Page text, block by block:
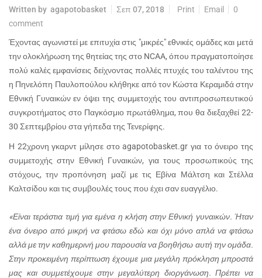
Written by agapotobasket Σεπ 07, 2018 Print Email
0
comment
Έχοντας αγωνιστεί με επιτυχία στις "μικρές" εθνικές ομάδες και μετά
την ολοκλήρωση της θητείας της στο NCAA, όπου πραγματοποίησε
πολύ καλές εμφανίσεις δείχνοντας πολλές πτυχές του ταλέντου της
η Πηνελόπη Παυλοπούλου κλήθηκε από τον Κώστα Κεραμιδά στην
Εθνική Γυναικών εν όψει της συμμετοχής του αντιπροσωπευτικού
συγκροτήματος στο Παγκόσμιο πρωτάθλημα, που θα διεξαχθεί 22-
30 Σεπτεμβρίου στα γήπεδα της Τενερίφης.
Η 22χρονη γκαρντ μίλησε στο agapotobasket.gr για το όνειρο της
συμμετοχής στην Εθνική Γυναικών, για τους προσωπικούς της
στόχους, την προπόνηση μαζί με τις Εβίνα Μάλτση και Στέλλα
Καλτσίδου και τις συμβουλές τους που έχει σαν ευαγγέλιο.
«Είναι τεράστια τιμή για εμένα η κλήση στην Εθνική γυναικών. Ήταν
ένα όνειρο από μικρή να φτάσω εδώ και όχι μόνο απλά να φτάσω
αλλά με την καθημερινή μου παρουσία να βοηθήσω αυτή την ομάδα.
Στην προκειμένη περίπτωση έχουμε μια μεγάλη πρόκληση μπροστά
μας και συμμετέχουμε στην μεγαλύτερη διοργάνωση. Πρέπει να